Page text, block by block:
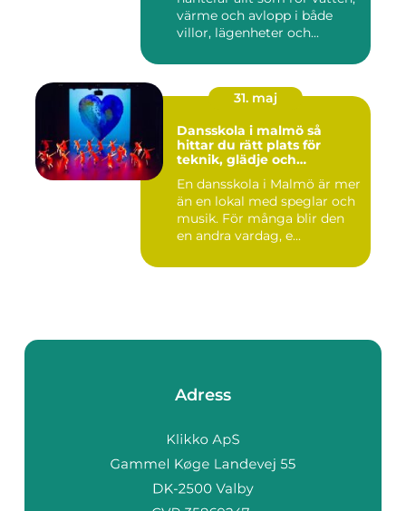
värme och avlopp i både
villor, lägenheter och...
31. maj
Dansskola i malmö så
hittar du rätt plats för
teknik, glädje och
En dansskola i Malmö är mer
än en lokal med speglar och
musik. För många blir den
en andra vardag, e...
Adress